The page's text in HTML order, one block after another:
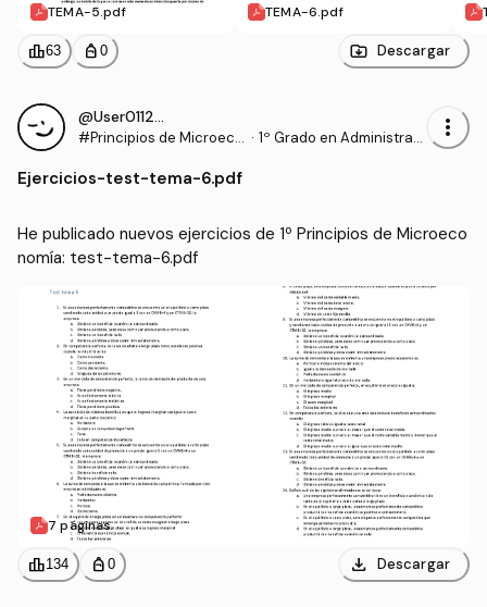
TEMA-5.pdf TEMA-6.pdf
leaderboard63 personal_bag 0 Descargar
@User011294
#Principios de Microeco · 1º Grado en Administraci
more_vert
Ejercicios-test-tema-6.pdf
He publicado nuevos ejercicios de 1º Principios de Microeco
nomía: test-tema-6.pdf
7 páginas
leaderboard134 personal_bag 0 download Descargar